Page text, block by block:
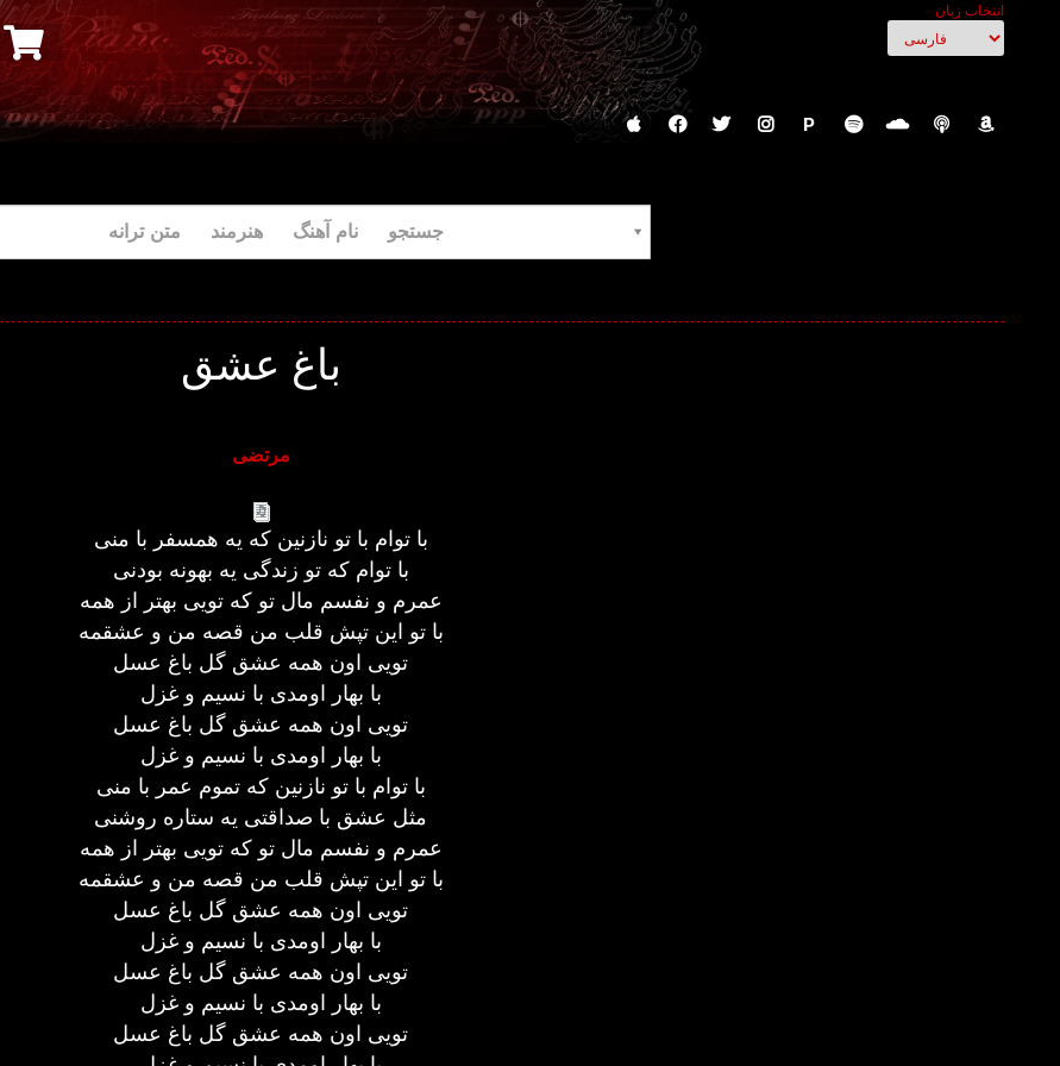
انتخاب زبان
P
جستجو نام آهنگ هنرمند متن ترانه
باغ عشق
مرتضی
با توام با تو نازنین که یه همسفر با منی
با توام که تو زندگی یه بهونه بودنی
عمرم و نفسم مال تو که تویی بهتر از همه
با تو این تپش قلب من قصه من و عشقمه
تویی اون همه عشق گل باغ عسل
با بهار اومدی با نسیم و غزل
تویی اون همه عشق گل باغ عسل
با بهار اومدی با نسیم و غزل
با توام با تو نازنین که تموم عمر با منی
مثل عشق با صداقتی یه ستاره روشنی
عمرم و نفسم مال تو که تویی بهتر از همه
با تو این تپش قلب من قصه من و عشقمه
تویی اون همه عشق گل باغ عسل
با بهار اومدی با نسیم و غزل
تویی اون همه عشق گل باغ عسل
با بهار اومدی با نسیم و غزل
تویی اون همه عشق گل باغ عسل